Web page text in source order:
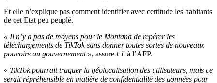
Et elle n’explique pas comment identifier avec certitude les habitants
de cet Etat peu peuplé.
« Il n’y a pas de moyens pour le Montana de repérer les
téléchargements de TikTok sans donner toutes sortes de nouveaux
pouvoirs au gouvernement », assure-t-il à l’AFP.
« TikTok pourrait traquer la géolocalisation des utilisateurs, mais ce
serait répréhensible en matière de confidentialité des données pour